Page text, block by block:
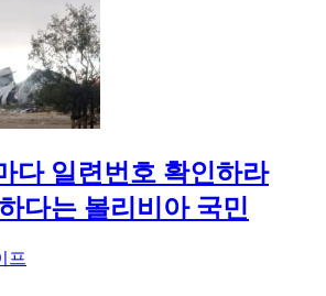
다 일련번호 확인하라
다는 볼리비아 국민
프